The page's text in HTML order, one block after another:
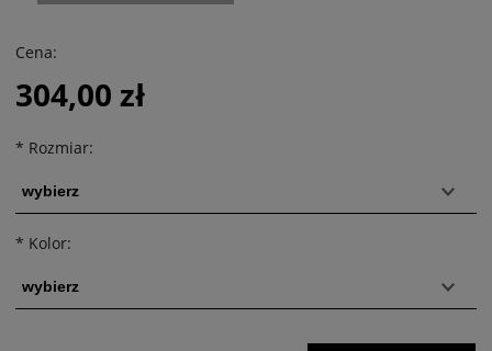
Cena:
304,00 zł
* Rozmiar:
* Kolor: